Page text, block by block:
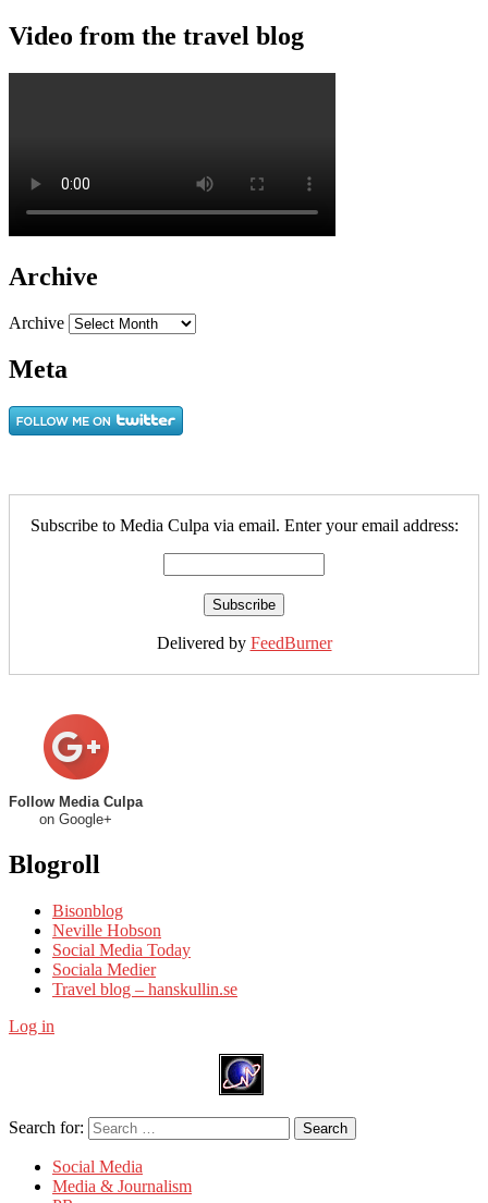
Video from the travel blog
Archive
Archive
Meta
Subscribe to Media Culpa via email. Enter your email address:
Delivered by FeedBurner
Follow Media Culpa
on Google+
Blogroll
Bisonblog
Neville Hobson
Social Media Today
Sociala Medier
Travel blog – hanskullin.se
Log in
Search for: Search
Social Media
Media & Journalism